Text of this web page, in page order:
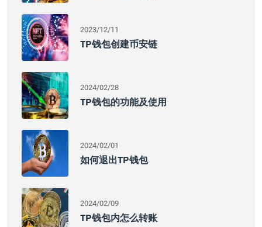
2023/12/11
TP钱包创建币安链
2024/02/28
TP钱包的功能及使用
2024/02/01
如何退出TP钱包
2024/02/09
TP钱包内怎么转账